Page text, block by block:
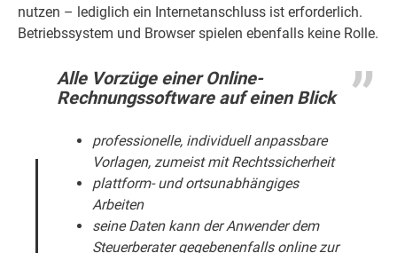
nutzen – lediglich ein Internetanschluss ist erforderlich.
Betriebssystem und Browser spielen ebenfalls keine Rolle.
Alle Vorzüge einer Online-
Rechnungssoftware auf einen Blick
professionelle, individuell anpassbare
Vorlagen, zumeist mit Rechtssicherheit
plattform- und ortsunabhängiges
Arbeiten
seine Daten kann der Anwender dem
Steuerberater gegebenenfalls online zur